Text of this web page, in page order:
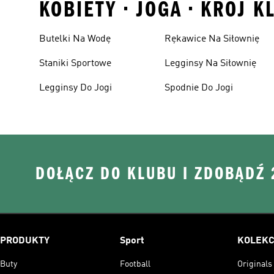
KOBIETY • JOGA • KROJ
Butelki Na Wodę
Staniki Sportowe
Legginsy Do Jogi
Rękawice Na Siłownię
Legginsy Na Siłownię
Spodnie Do Jogi
DOŁĄCZ DO KLUBU I ZDOBĄDŹ
PRODUKTY
Buty
Sport
Football Originals